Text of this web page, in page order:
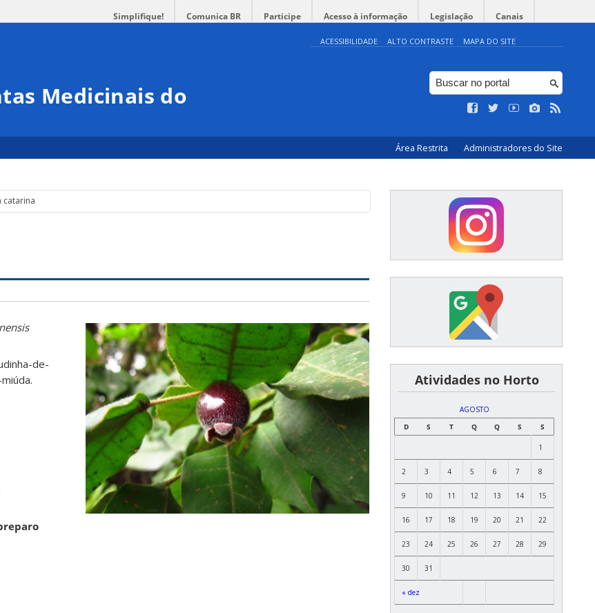
Simplifique! Comunica BR Participe Acesso à informação Legislação Canais
ACESSIBILIDADE ALTO CONTRASTE MAPA DO SITE
Medicinais do
Área Restrita Administradores do Site
catarina
de-
͏ ͏ ͏ ͏ ͏ ͏Atividades no Horto
AGOSTO
D
S T Q Q S S
« dez
1
2 3 4 5 6 7 8
9 10 11 12 13 14 15
16 17 18 19 20 21 22
23 24 25 26 27 28 29
30 31